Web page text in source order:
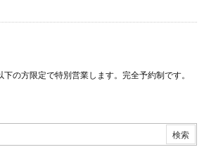
の方限定で特別営業します。完全予約制です。